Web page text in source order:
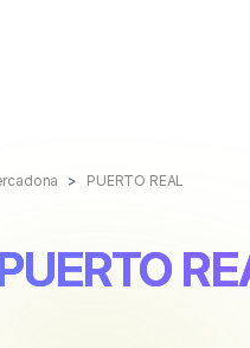
PUERTO REAL